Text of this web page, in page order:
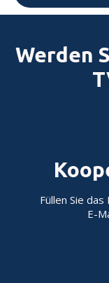
Werden
Füllen Sie
E-